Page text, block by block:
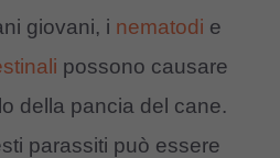
giovani, i nematodi e
possono causare
della pancia del cane.
parassiti può essere